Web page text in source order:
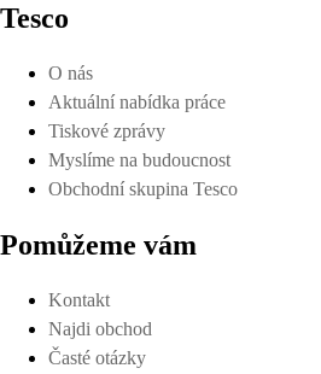
Tesco
O nás
Aktuální nabídka práce
Tiskové zprávy
Myslíme na budoucnost
Obchodní skupina Tesco
Pomůžeme vám
Kontakt
Najdi obchod
Časté otázky